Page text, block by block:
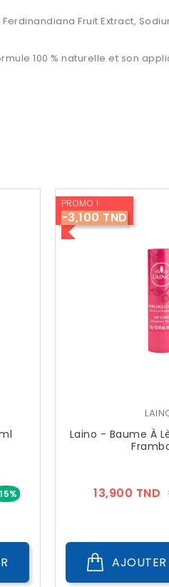
Fruit Extract,
100 % naturelle et son
Prix
PROMO !
-3,100 TND
Laino - Baume À
13,900 TND
AJOUTER